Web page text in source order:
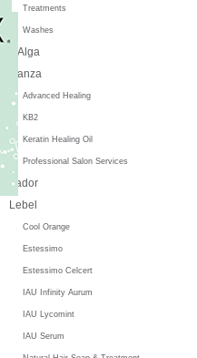
Treatments
Washes
L'Alga
L'anza
Advanced Healing
KB2
Keratin Healing Oil
Professional Salon Services
Lador
Lebel
Cool Orange
Estessimo
Estessimo Celcert
IAU Infinity Aurum
IAU Lycomint
IAU Serum